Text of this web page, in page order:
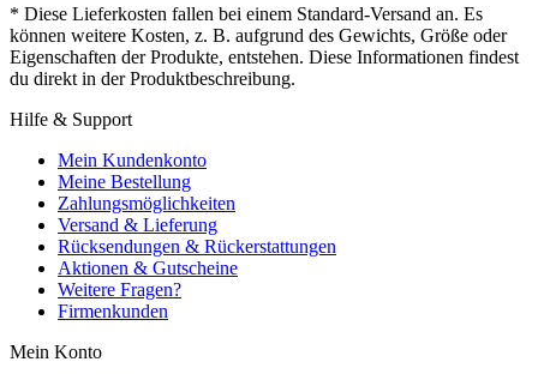
* Diese Lieferkosten fallen bei einem Standard-Versand an. Es
können weitere Kosten, z. B. aufgrund des Gewichts, Größe oder
Eigenschaften der Produkte, entstehen. Diese Informationen findest
du direkt in der Produktbeschreibung.
Hilfe & Support
Mein Kundenkonto
Meine Bestellung
Zahlungsmöglichkeiten
Versand & Lieferung
Rücksendungen & Rückerstattungen
Aktionen & Gutscheine
Weitere Fragen?
Firmenkunden
Mein Konto